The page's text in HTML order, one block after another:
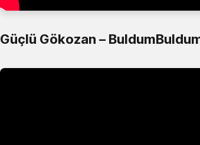
Güçlü Gökozan –